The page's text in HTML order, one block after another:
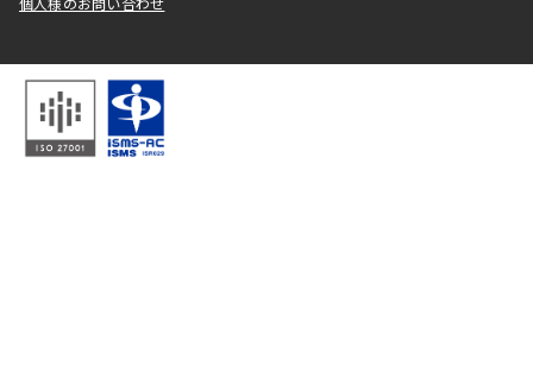
個人様のお問い合わせ